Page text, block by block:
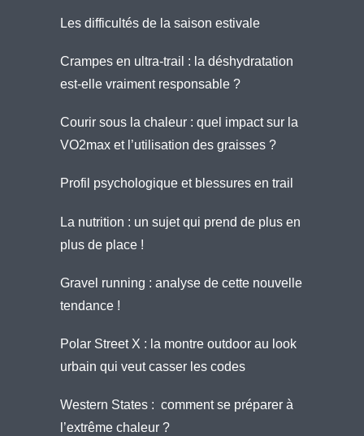
Les difficultés de la saison estivale
Crampes en ultra-trail : la déshydratation
est-elle vraiment responsable ?
Courir sous la chaleur : quel impact sur la
VO2max et l’utilisation des graisses ?
Profil psychologique et blessures en trail
La nutrition : un sujet qui prend de plus en
plus de place !
Gravel running : analyse de cette nouvelle
tendance !
Polar Street X : la montre outdoor au look
urbain qui veut casser les codes
Western States : comment se préparer à
l’extrême chaleur ?